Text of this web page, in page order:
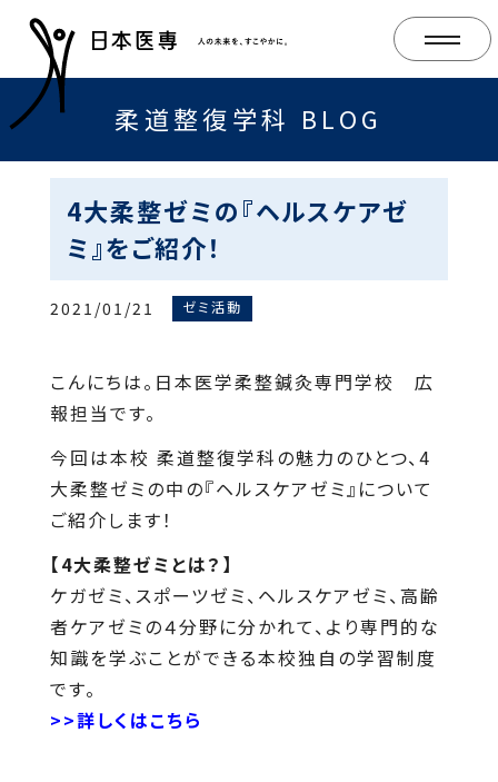
柔道整復学科 BLOG
4大柔整ゼミの『ヘルスケアゼ
ミ』をご紹介！
2021/01/21 ゼミ活動
こんにちは。日本医学柔整鍼灸専門学校 広
報担当です。
今回は本校 柔道整復学科の魅力のひとつ、4
大柔整ゼミの中の『ヘルスケアゼミ』について
ご紹介します！
【4大柔整ゼミとは？】
ケガゼミ、スポーツゼミ、ヘルスケアゼミ、高齢
者ケアゼミの４分野に分かれて、より専門的な
知識を学ぶことができる本校独自の学習制度
です。
>>詳しくはこちら